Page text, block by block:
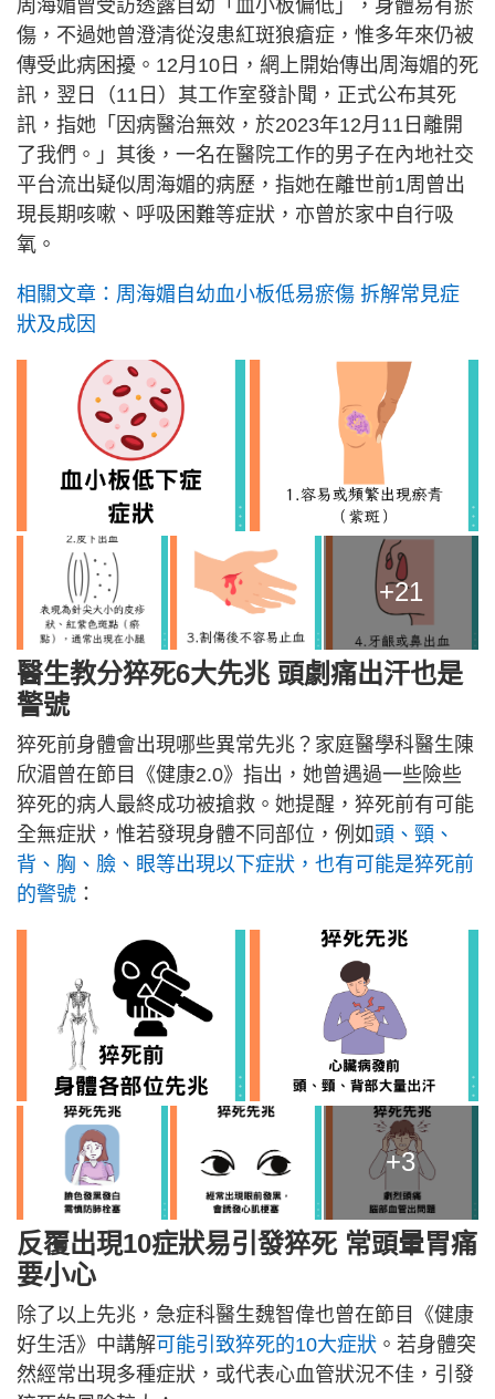
周海媚曾受訪透露自幼「血小板偏低」，身體易有瘀
傷，不過她曾澄清從沒患紅斑狼瘡症，惟多年來仍被
傳受此病困擾。12月10日，網上開始傳出周海媚的死
訊，翌日（11日）其工作室發訃聞，正式公布其死
訊，指她「因病醫治無效，於2023年12月11日離開
了我們。」其後，一名在醫院工作的男子在內地社交
平台流出疑似周海媚的病歷，指她在離世前1周曾出
現長期咳嗽、呼吸困難等症狀，亦曾於家中自行吸
氧。
相關文章：周海媚自幼血小板低易瘀傷 拆解常見症
狀及成因
+21
醫生教分猝死6大先兆 頭劇痛出汗也是
警號
猝死前身體會出現哪些異常先兆？家庭醫學科醫生陳
欣湄曾在節目《健康2.0》指出，她曾遇過一些險些
猝死的病人最終成功被搶救。她提醒，猝死前有可能
全無症狀，惟若發現身體不同部位，例如 頭、頸、
背、胸、臉、眼等出現以下症狀，也有可能是猝死前
的警號 ：
+3
反覆出現10症狀易引發猝死 常頭暈胃痛
要小心
除了以上先兆，急症科醫生魏智偉也曾在節目《健康
好生活》中講解可能引致猝死的10大症狀 。若身體突
然經常出現多種症狀，或代表心血管狀況不佳，引發